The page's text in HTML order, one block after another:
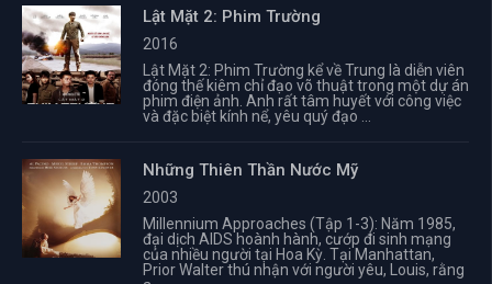
Lật Mặt 2: Phim Trường
2016
Lật Mặt 2: Phim Trường kể về Trung là diễn viên
đóng thế kiêm chỉ đạo võ thuật trong một dự án
phim điện ảnh. Anh rất tâm huyết với công việc
và đặc biệt kính nể, yêu quý đạo ...
Những Thiên Thần Nước Mỹ
2003
Millennium Approaches (Tập 1-3): Năm 1985,
đại dịch AIDS hoành hành, cướp đi sinh mạng
của nhiều người tại Hoa Kỳ. Tại Manhattan,
Prior Walter thú nhận với người yêu, Louis, rằng